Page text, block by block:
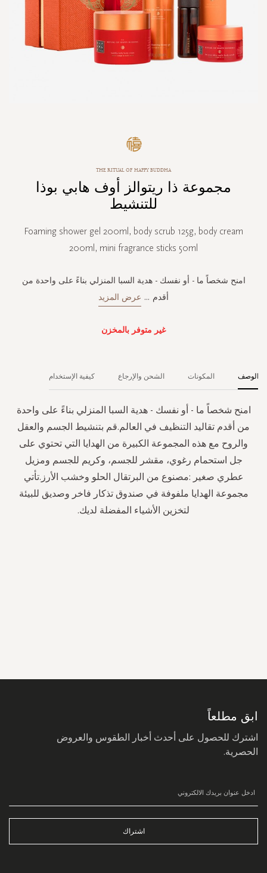
THE RITUAL OF HAPPY BUDDHA
مجموعة ذا ريتوالز أوف هابي بوذا
للتنشيط
Foaming shower gel 200ml, body scrub 125g, body cream
200ml, mini fragrance sticks 50ml
امنح شخصاً ما - أو نفسك - هدية السبا المنزلي بناءً على واحدة من
أقدم ... عرض المزيد
غير متوفر بالمخزن
الوصف
امنح شخصاً ما - أو نفسك - هدية السبا المنزلي بناءً على واحدة
من أقدم تقاليد التنظيف في العالم.قم بتنشيط الجسم والعقل
والروح مع هذه المجموعة الكبيرة من الهدايا التي تحتوي على
جل استحمام رغوي، مقشر للجسم، وكريم للجسم ومزيل
عطري صغير :مصنوع من البرتقال الحلو وخشب الأرز.تأتي
مجموعة الهدايا ملفوفة في صندوق تذكار فاخر وصديق للبيئة
لتخزين الأشياء المفضلة لديك.
المكونات الشحن والإرجاع كيفية الإستخدام
ابق مطلعاً
اشترك للحصول على أحدث أخبار الطقوس والعروض
الحصرية.
اشتراك